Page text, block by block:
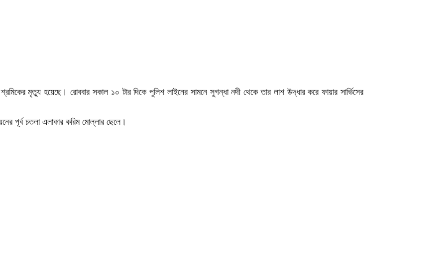
মৃত্যু হয়েছে। রোববার সকাল ১০ টার দিকে পুলিশ লাইনের সামনে সুগন্ধা নদী থেকে তার লাশ উদ্ধার করে ফায়ার সার্ভিসের
পূর্ব চতলা এলাকার করিম মোল্লার ছেলে।